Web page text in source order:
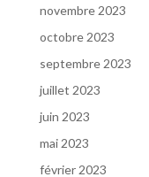
novembre 2023
octobre 2023
septembre 2023
juillet 2023
juin 2023
mai 2023
février 2023